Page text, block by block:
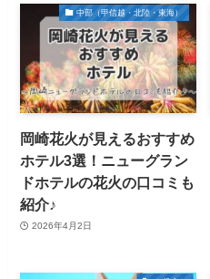
中部（甲信越・北陸・東海）
岡崎花火が見えるおすすめ
ホテル3選！ニューグラン
ドホテルの花火の口コミも
紹介♪
2026年4月2日